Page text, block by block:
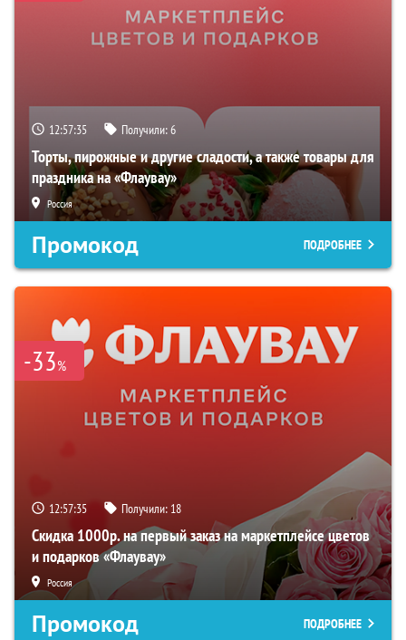
12:57:34 Получили:6
Торты, пирожные и другие сладости, а также товары для
праздника на «Флаувау»
Россия
Промокод ПОДРОБНЕЕ
-33%
12:57:34 Получили: 18
Скидка 1000р. на первый заказ на маркетплейсе цветов
и подарков «Флаувау»
Россия
Промокод ПОДРОБНЕЕ